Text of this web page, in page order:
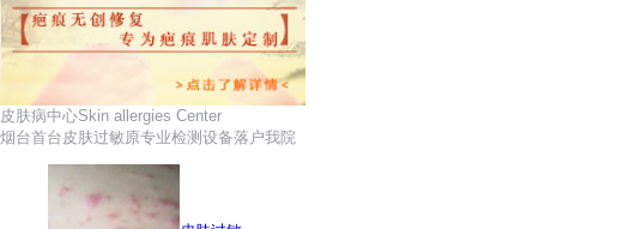
皮肤病中心Skin allergies Center
烟台首台皮肤过敏原专业检测设备落户我院